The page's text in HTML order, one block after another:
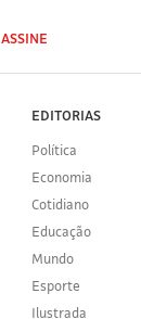
ASSINE
EDITORIAS
Política
Economia
Cotidiano
Educação
Mundo
Esporte
Ilustrada